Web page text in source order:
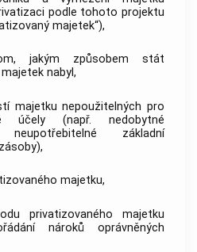
podle tohoto projektu
majetek“),
jakým způsobem stát
nabyl,
majetku nepoužitelných pro
účely (např. nedobytné
neupotřebitelné základní
majetku,
privatizovaného majetku
nároků oprávněných